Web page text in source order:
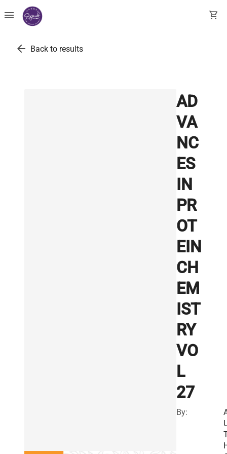
menu shopping_cart
arrow_back Back to results
AD
VA
NC
ES
IN
PR
OT
EIN
CH
EM
IST
RY
VO
L
27
By: